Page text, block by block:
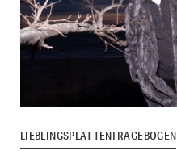
LIEBLINGSPLATTENFRAGEBOGEN